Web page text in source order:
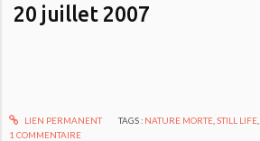
20 juillet 2007
LIEN PERMANENT TAGS : NATURE MORTE, STILL LIFE,
1 COMMENTAIRE